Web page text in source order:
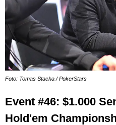
Foto: Tomas Stacha / PokerStars
Event #46: $1.000
Hold'em